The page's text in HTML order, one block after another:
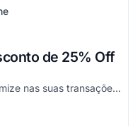
de 25% Off
Aproveite o quanto antes e economize nas suas transações, tanto PF quanto PJ!